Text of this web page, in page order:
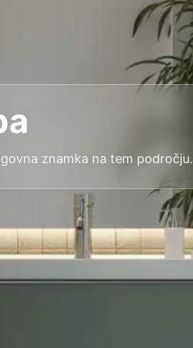
znamka na tem področju.